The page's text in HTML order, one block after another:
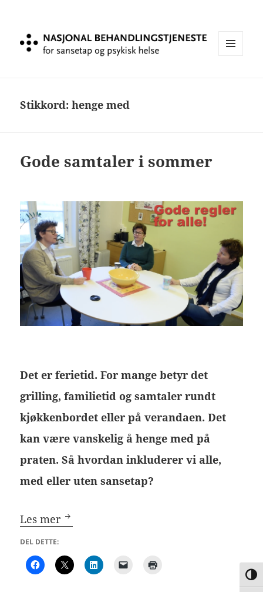
Stikkord:henge med
Gode samtaler i sommer
Det er ferietid. For mange betyr det
grilling, familietid og samtaler rundt
kjøkkenbordet eller på verandaen. Det
kan være vanskelig å henge med på
praten. Så hvordan inkluderer vi alle,
med eller uten sansetap?
Les mer Gode samtaler i sommer
DEL DETTE: